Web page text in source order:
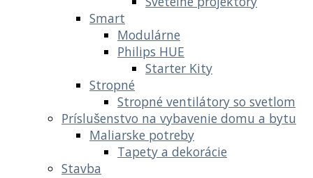
Smart
Modulárne
Philips HUE
Starter Kity
Stropné
Stropné ventilátory so svetlom
Príslušenstvo na vybavenie domu a bytu
Maliarske potreby
Tapety a dekorácie
Stavba